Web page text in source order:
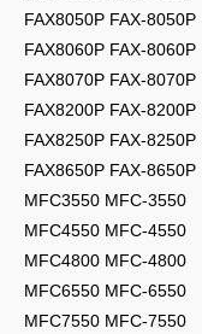
FAX8050P FAX-8050P
FAX8060P FAX-8060P
FAX8070P FAX-8070P
FAX8200P FAX-8200P
FAX8250P FAX-8250P
FAX8650P FAX-8650P
MFC3550 MFC-3550
MFC4550 MFC-4550
MFC4800 MFC-4800
MFC6550 MFC-6550
MFC7550 MFC-7550